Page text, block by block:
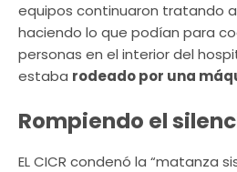
equipos continuaron tratando
haciendo lo que podían para
personas en el interior del
estaba rodeado por una
Rompiendo el
EL CICR condenó la “matanza